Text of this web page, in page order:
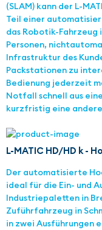
(SLAM) kann der L-
Teil einer
das Robotik-
Personen,
Infrastruktur des
Packstationen zu
Bedienung jederzeit
Notfall schnell aus
kurzfristig eine
L-MATIC HD/HD k -
Der automatisierte
ideal für die Ein- und
Industriepaletten in
Zuführfahrzeug in
in zwei Ausführungen